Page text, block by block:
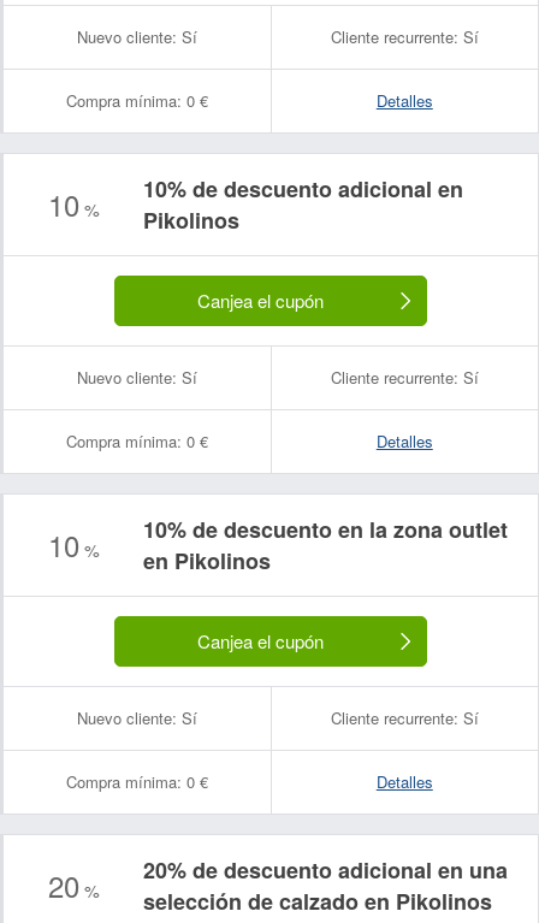
Nuevo cliente: Sí Cliente recurrente: Sí
Compra mínima: 0 € Detalles
10 %
10% de descuento adicional en
Pikolinos
Canjea el cupón
Nuevo cliente: Sí Cliente recurrente: Sí
Compra mínima: 0 € Detalles
10 %
10% de descuento en la zona outlet
en Pikolinos
Canjea el cupón
Nuevo cliente: Sí Cliente recurrente: Sí
Compra mínima: 0 € Detalles
20 %
20% de descuento adicional en una
selección de calzado en Pikolinos
Nombre:
Correo electrónico: